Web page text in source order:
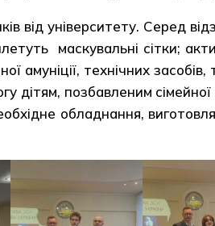
університету. Серед
маскувальні сітки;
амуніції, технічних
дітям, позбавленим
обладнання,